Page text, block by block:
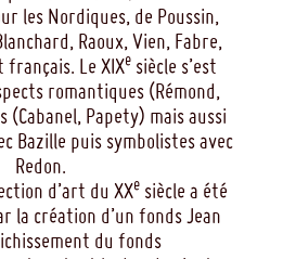
les Nordiques, de Poussin,
Raoux, Vien, Fabre,
Le XIXe siècle s’est
romantiques (Rémond,
(Cabanel, Papety) mais aussi
Bazille puis symbolistes avec
Redon.
d’art du XXesiècle a été
la création d’un fonds Jean
du fonds